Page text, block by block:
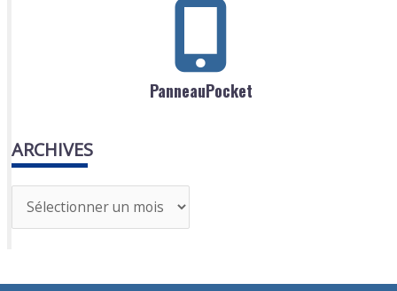
PanneauPocket
ARCHIVES
r
h